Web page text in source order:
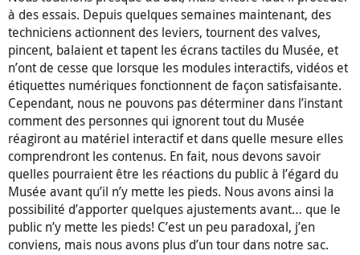
à des essais. Depuis quelques semaines maintenant, des
techniciens actionnent des leviers, tournent des valves,
pincent, balaient et tapent les écrans tactiles du Musée, et
n’ont de cesse que lorsque les modules interactifs, vidéos et
étiquettes numériques fonctionnent de façon satisfaisante.
Cependant, nous ne pouvons pas déterminer dans l’instant
comment des personnes qui ignorent tout du Musée
réagiront au matériel interactif et dans quelle mesure elles
comprendront les contenus. En fait, nous devons savoir
quelles pourraient être les réactions du public à l’égard du
Musée avant qu’il n’y mette les pieds. Nous avons ainsi la
possibilité d’apporter quelques ajustements avant… que le
public n’y mette les pieds! C’est un peu paradoxal, j’en
conviens, mais nous avons plus d’un tour dans notre sac.